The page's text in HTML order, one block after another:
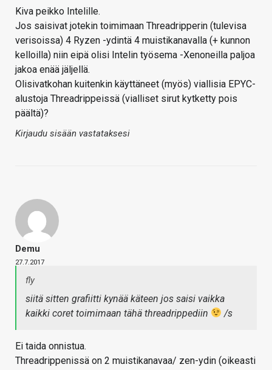
Kiva peikko Intelille.
Jos saisivat jotekin toimimaan Threadripperin (tulevisa
verisoissa) 4 Ryzen -ydintä 4 muistikanavalla (+ kunnon
kelloilla) niin eipä olisi Intelin työsema -Xenoneilla paljoa
jakoa enää jäljellä.
Olisivatkohan kuitenkin käyttäneet (myös) viallisia EPYC-
alustoja Threadrippeissä (vialliset sirut kytketty pois
päältä)?
Kirjaudu sisään vastataksesi
Demu
27.7.2017
fly
siitä sitten grafiitti kynää käteen jos saisi vaikka
kaikki coret toimimaan tähä threadrippediin
/s
Ei taida onnistua.
Threadrippenissä on 2 muistikanavaa/ zen-ydin (oikeasti